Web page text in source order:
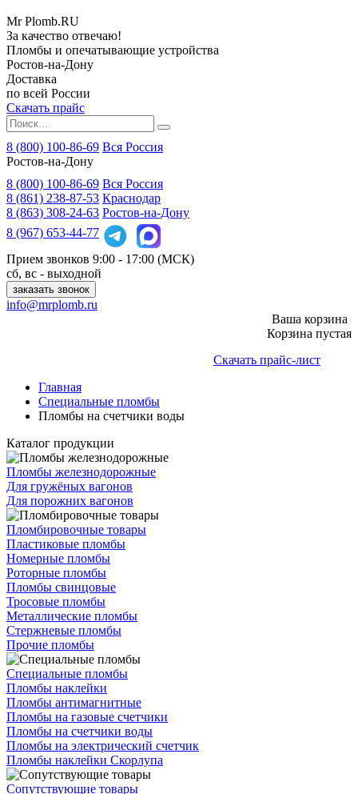
MrPlomb.RU
За качество отвечаю!
Пломбы и опечатывающие устройства
Ростов-на-Дону
Доставка
по всей России
Скачать прайс
8 (800) 100-86-69 Вся Россия
Ростов-на-Дону
8 (800) 100-86-69 Вся Россия
8 (861) 238-87-53 Краснодар
8 (863) 308-24-63 Ростов-на-Дону
8 (967) 653-44-77
Прием звонков 9:00 - 17:00 (МСК)
сб, вс - выходной
заказать звонок
info@mrplomb.ru
Ваша корзина
Корзина пустая
Скачать прайс-лист
Главная
Специальные пломбы
Пломбы на счетчики воды
Каталог продукции
Пломбы железнодорожные
Для гружёных вагонов
Для порожних вагонов
Пломбировочные товары
Пластиковые пломбы
Номерные пломбы
Роторные пломбы
Пломбы свинцовые
Тросовые пломбы
Металлические пломбы
Стержневые пломбы
Прочие пломбы
Специальные пломбы
Пломбы наклейки
Пломбы антимагнитные
Пломбы на газовые счетчики
Пломбы на счетчики воды
Пломбы на электрический счетчик
Пломбы наклейки Скорлупа
Сопутствующие товары